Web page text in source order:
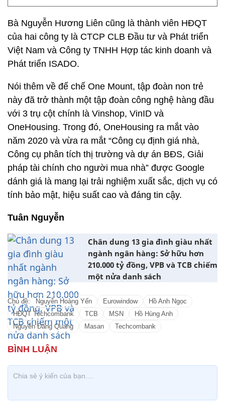
Bà Nguyễn Hương Liên cũng là thành viên HĐQT
của hai công ty là CTCP CLB Đầu tư và Phát triển
Việt Nam và Công ty TNHH Hợp tác kinh doanh và
Phát triển ISADO.
Nói thêm về đế chế One Mount, tập đoàn non trẻ
này đã trở thành một tập đoàn công nghệ hàng đầu
với 3 trụ cột chính là Vinshop, VinID và
OneHousing. Trong đó, OneHousing ra mắt vào
năm 2020 và vừa ra mắt “Công cụ định giá nhà,
Công cụ phân tích thị trường và dự án BĐS, Giải
pháp tài chính cho người mua nhà” được Google
dánh giá là mang lại trải nghiệm xuất sắc, dịch vụ có
tính bảo mật, hiệu suất cao và đáng tin cậy.
Tuân Nguyễn
Chân dung 13 gia đình giàu nhất
ngành ngân hàng: Sở hữu hơn
210.000 tỷ đồng, VPB và TCB chiếm
một nửa danh sách
Chủ đề: Nguyễn Hoàng Yến Eurowindow
Hồ Anh Ngọc
HĐQT Techcombank
TCB MSN
Hồ Hùng Anh
Nguyễn Đăng Quang
Masan Techcombank